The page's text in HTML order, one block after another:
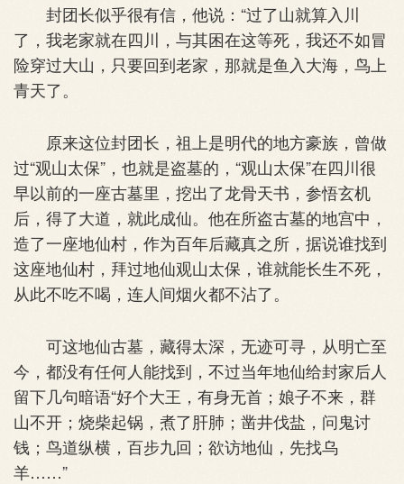
封团长似乎很有信，他说：“过了山就算入川
了，我老家就在四川，与其困在这等死，我还不如冒
险穿过大山，只要回到老家，那就是鱼入大海，鸟上
青天了。
原来这位封团长，祖上是明代的地方豪族，曾做
过“观山太保”，也就是盗墓的，“观山太保”在四川很
早以前的一座古墓里，挖出了龙骨天书，参悟玄机
后，得了大道，就此成仙。他在所盗古墓的地宫中，
造了一座地仙村，作为百年后藏真之所，据说谁找到
这座地仙村，拜过地仙观山太保，谁就能长生不死，
从此不吃不喝，连人间烟火都不沾了。
可这地仙古墓，藏得太深，无迹可寻，从明亡至
今，都没有任何人能找到，不过当年地仙给封家后人
留下几句暗语“好个大王，有身无首；娘子不来，群
山不开；烧柴起锅，煮了肝肺；凿井伐盐，问鬼讨
钱；鸟道纵横，百步九回；欲访地仙，先找乌
羊……”